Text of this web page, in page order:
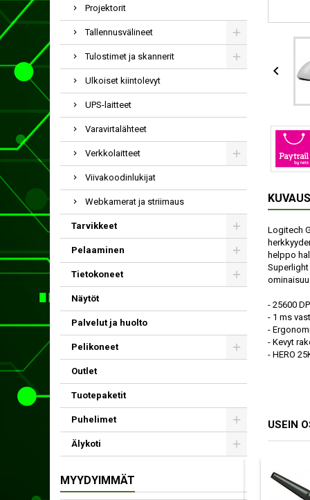
Projektorit
Tallennusvälineet
Tulostimet ja skannerit
Ulkoiset kiintolevyt
UPS-laitteet
Varavirtalähteet
Verkkolaitteet
Viivakoodinlukijat
Webkamerat ja striimaus
Tarvikkeet
Pelaaminen
Tietokoneet
Näytöt
Palvelut ja huolto
Pelikoneet
Outlet
Tuotepaketit
Puhelimet
Älykoti
MYYDYIMMÄT

KUVAUS
Logitech
helppo
Superlight
- 25600
- 1 ms
-
- Kevyt
- HERO
USEIN